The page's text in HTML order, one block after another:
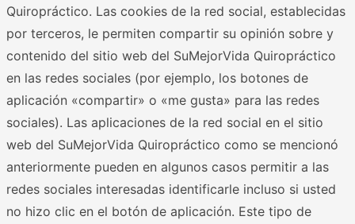
Quiropráctico. Las cookies de la red social, establecidas
por terceros, le permiten compartir su opinión sobre y
contenido del sitio web del SuMejorVida Quiropráctico
en las redes sociales (por ejemplo, los botones de
aplicación «compartir» o «me gusta» para las redes
sociales). Las aplicaciones de la red social en el sitio
web del SuMejorVida Quiropráctico como se mencionó
anteriormente pueden en algunos casos permitir a las
redes sociales interesadas identificarle incluso si usted
no hizo clic en el botón de aplicación. Este tipo de